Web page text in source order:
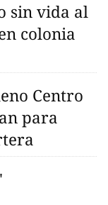
sin vida al
colonia
Centro
para